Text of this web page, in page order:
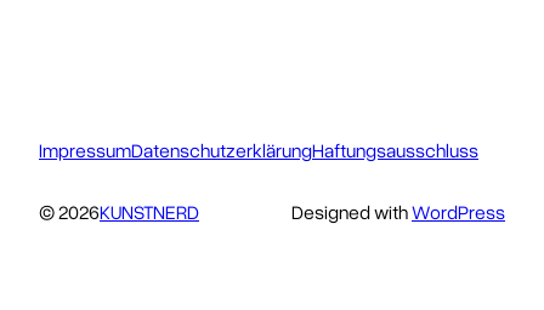
ImpressumDatenschutzerklärungHaftungsausschluss
© 2026KUNSTNERD Designed withWordPress